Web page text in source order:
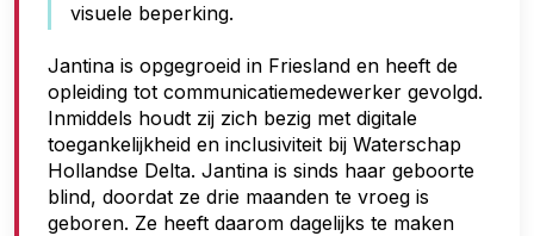
o
e
g
a
n
g
visuele beperking.
Jantina is opgegroeid in Friesland en heeft de
opleiding tot communicatiemedewerker gevolgd.
Inmiddels houdt zij zich bezig met digitale
toegankelijkheid en inclusiviteit bij Waterschap
Hollandse Delta. Jantina is sinds haar geboorte
blind, doordat ze drie maanden te vroeg is
geboren. Ze heeft daarom dagelijks te maken